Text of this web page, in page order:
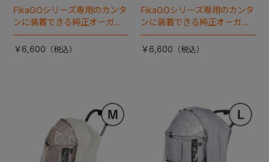
FikaGOシリーズ専用のカンタ
ンに装着できる純正オーガナ
イザー。
￥6,600
FikaGOシリーズ専用のカンタ
ンに装着できる純正オーガナ
イザー。
￥6,600